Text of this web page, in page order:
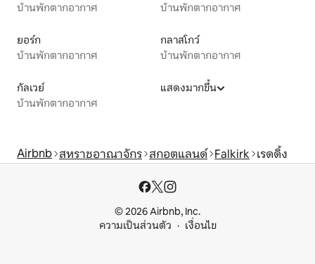
บ้านพักตากอากาศ
บ้านพักตากอากาศ
ยอร์ก
บ้านพักตากอากาศ
กลาสโกว์
บ้านพักตากอากาศ
กัลเวย์
บ้านพักตากอากาศ
แสดงมากขึ้น
Airbnb สหราชอาณาจักร สกอตแลนด์ Falkirk เรดดิ้ง
© 2026 Airbnb, Inc.
ความเป็นส่วนตัว
เงื่อนไข